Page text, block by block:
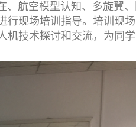
航空模型认知、多旋翼
现场培训指导。培训现
技术探讨和交流，为同学